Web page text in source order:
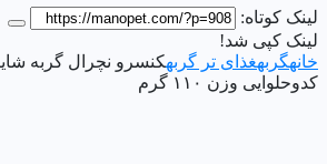
لینک کوتاه:
لینک کپی شد!
خانهگربهغذای تر گربهکنسرو نچرال گربه
کدوحلوایی وزن ۱۱۰ گرم